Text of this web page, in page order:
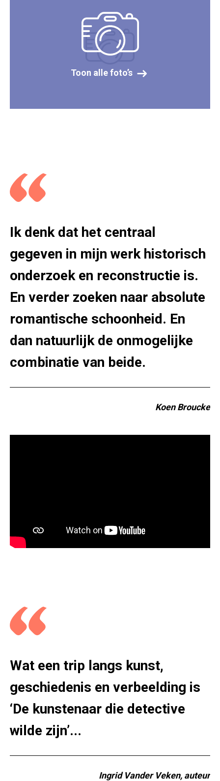
Toon alle foto’s
Ik denk dat het centraal
gegeven in mijn werk historisch
onderzoek en reconstructie is.
En verder zoeken naar absolute
romantische schoonheid. En
dan natuurlijk de onmogelijke
combinatie van beide.
Koen Broucke
Wat een trip langs kunst,
geschiedenis en verbeelding is
‘De kunstenaar die detective
wilde zijn’...
Ingrid Vander Veken, auteur